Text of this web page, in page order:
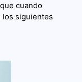
cuando
los siguientes